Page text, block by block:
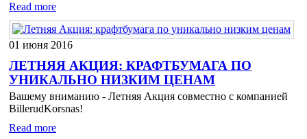
Read more
01 июня 2016
ЛЕТНЯЯ АКЦИЯ: КРАФТБУМАГА ПО
УНИКАЛЬНО НИЗКИМ ЦЕНАМ
Вашему вниманию - Летняя Акция совместно с компанией
BillerudKorsnas!
Read more